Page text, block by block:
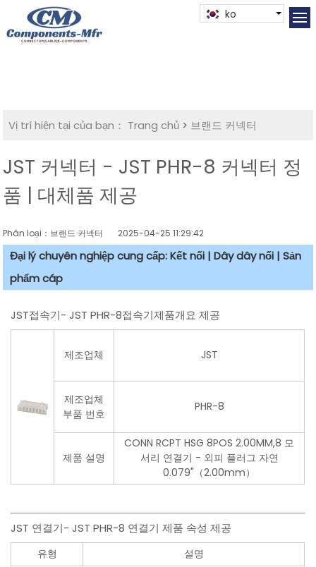
ko
Vị trí hiện tại của bạn： Trang chủ > 브랜드 커넥터
JST 커넥터 - JST PHR-8 커넥터 정
품 | 대체품 제공
Phân loại：브랜드 커넥터 2025-04-25 11:29:42
Đại lý chuyên nghiệp cung cấp: Kết nối | Dây dây nối | Sản
phẩm cáp
JST접속기- JST PHR-8접속기제품개요 제공
제조업체 JST
제조업체
부품 번호
PHR-8
제품 설명
CONN RCPT HSG 8POS 2.00MM,8 모
서리 연결기 - 외피 플러그 자연
0.079"（2.00mm）
JST 연결기- JST PHR-8 연결기 제품 속성 제공
유형 설명